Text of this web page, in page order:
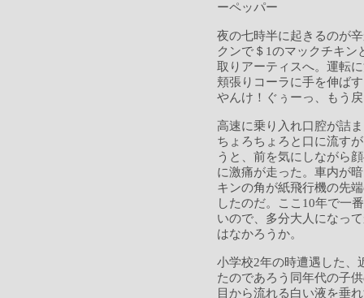
ーペッパー
夜の七時半に起きるのが
クンで＄1のマックチキン
取りアーティスへ。運転
頬張りコーラに手を伸ば
やんけ！ぐぅーっ、もう
高速に乗り入れ口腔が詰
ちょろちょろと口に流す
うと、前を気にしながら
に激痛が走った。車内が
キンの角が紙飛行機の先
したのだ。ここ10年で一
いので、多分大人になっ
はなかろうか。
小学校2年の時遭遇した、
たのであろう同年代の子
目から流れる白い液を垂